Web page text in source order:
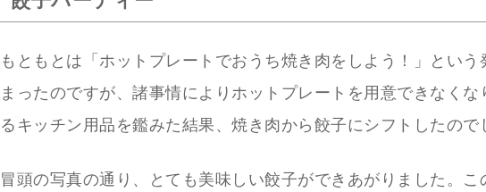
もともとは「ホットプレートでおうち焼き肉をしよう！」という
まったのですが、諸事情によりホットプレートを用意できなくな
るキッチン用品を鑑みた結果、焼き肉から餃子にシフトしたので
冒頭の写真の通り、とても美味しい餃子ができあがりました。こ